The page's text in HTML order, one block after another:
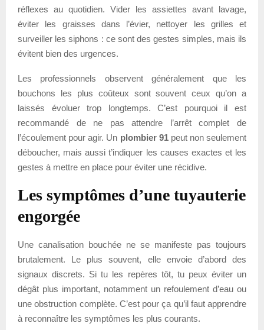
réflexes au quotidien. Vider les assiettes avant lavage,
éviter les graisses dans l’évier, nettoyer les grilles et
surveiller les siphons : ce sont des gestes simples, mais ils
évitent bien des urgences.
Les professionnels observent généralement que les
bouchons les plus coûteux sont souvent ceux qu’on a
laissés évoluer trop longtemps. C’est pourquoi il est
recommandé de ne pas attendre l’arrêt complet de
l’écoulement pour agir. Un plombier 91peut non seulement
déboucher, mais aussi t’indiquer les causes exactes et les
gestes à mettre en place pour éviter une récidive.
Les symptômes d’une tuyauterie
engorgée
Une canalisation bouchée ne se manifeste pas toujours
brutalement. Le plus souvent, elle envoie d’abord des
signaux discrets. Si tu les repères tôt, tu peux éviter un
dégât plus important, notamment un refoulement d’eau ou
une obstruction complète. C’est pour ça qu’il faut apprendre
à reconnaître les symptômes les plus courants.